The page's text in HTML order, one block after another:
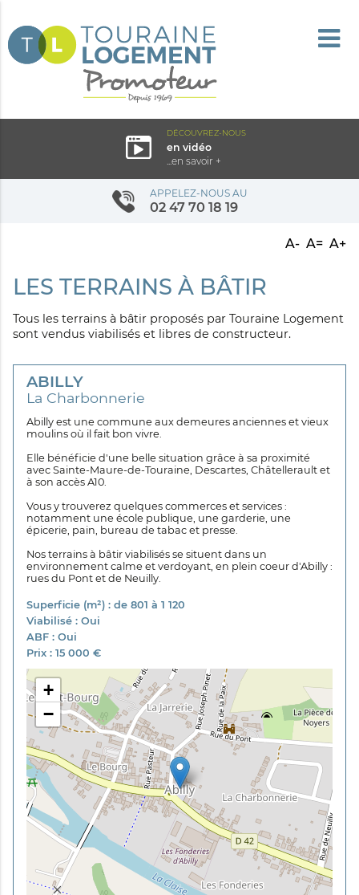
DÉCOUVREZ-NOUS
en vidéo
...en savoir +
APPELEZ-NOUS AU
02 47 70 18 19
A- A= A+
LES TERRAINS À BÂTIR
Tous les terrains à bâtir proposés par Touraine Logement
sont vendus viabilisés et libres de constructeur.
ABILLY
La Charbonnerie
Abilly est une commune aux demeures anciennes et vieux
moulins où il fait bon vivre.
Elle bénéficie d'une belle situation grâce à sa proximité
avec Sainte-Maure-de-Touraine, Descartes, Châtellerault et
à son accès A10.
Vous y trouverez quelques commerces et services :
notamment une école publique, une garderie, une
épicerie, pain, bureau de tabac et presse.
Nos terrains à bâtir viabilisés se situent dans un
environnement calme et verdoyant, en plein coeur d'Abilly :
rues du Pont et de Neuilly.
Superficie (m²) : de 801 à 1 120
Viabilisé : Oui
ABF : Oui
Prix : 15 000 €
+
−